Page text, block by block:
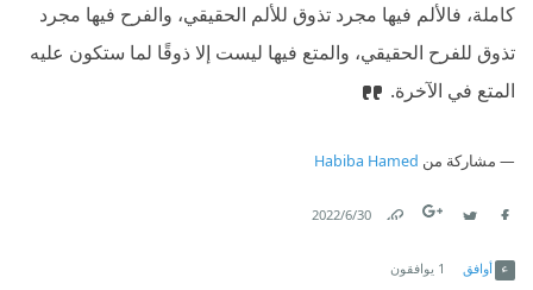
كاملة، فالألم فيها مجرد تذوق للألم الحقيقي، والفرح فيها مجرد
تذوق للفرح الحقيقي، والمتع فيها ليست إلا ذوقًا لما ستكون عليه
المتع في الآخرة.
مشاركة من Habiba Hamed
30‏/6‏/2022
أوافق 1 يوافقون